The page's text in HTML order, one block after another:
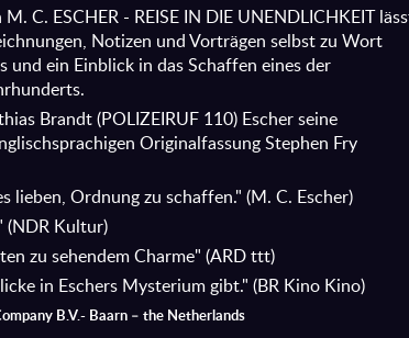
C. ESCHER - REISE IN DIE UNENDLICHKEIT
Notizen und Vorträgen selbst zu Wort
und ein Einblick in das Schaffen eines der
Brandt (POLIZEIRUF 110) Escher seine
Originalfassung Stephen Fry
lieben, Ordnung zu schaffen." (M. C. Escher)
(NDR Kultur)
zu sehendem Charme" (ARD ttt)
in Eschers Mysterium gibt." (BR Kino Kino)
B.V.- Baarn – the Netherlands